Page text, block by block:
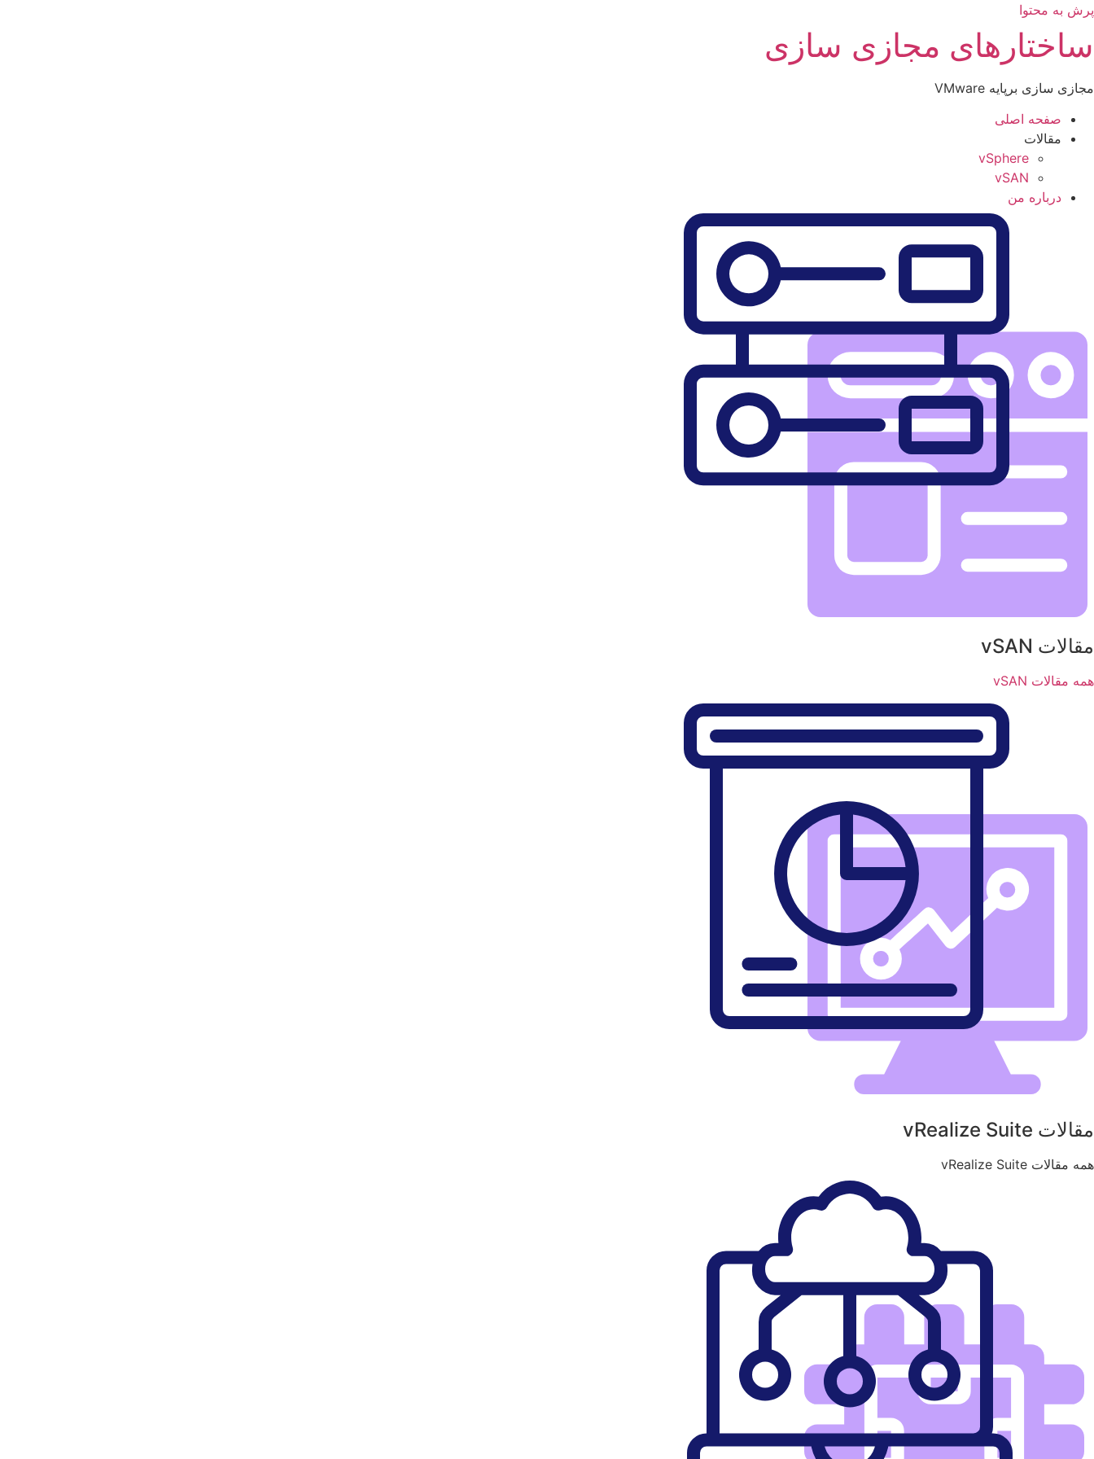
پرش به محتوا
ساختارهای مجازی سازی
مجازی سازی برپایه VMware
صفحه اصلی
مقالات
vSphere
vSAN
درباره من
مقالات vSAN
همه مقالات vSAN
مقالات vRealize Suite
همه مقالات vRealize Suite